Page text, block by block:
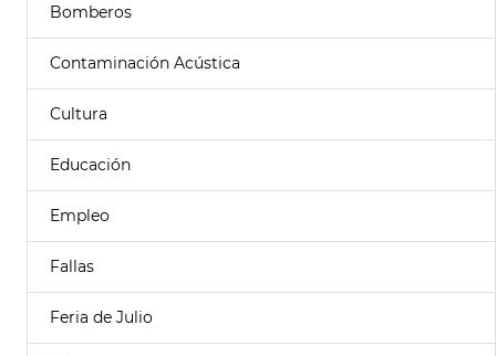
Bomberos
Contaminación Acústica
Cultura
Educación
Empleo
Fallas
Feria de Julio